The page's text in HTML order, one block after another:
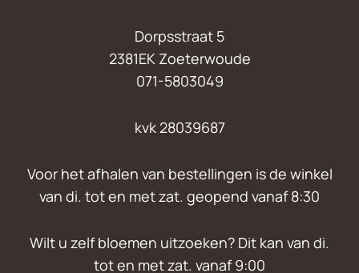
Dorpsstraat 5
2381EK Zoeterwoude
071-5803049
kvk 28039687
Voor het afhalen van bestellingen is de winkel
van di. tot en met zat. geopend vanaf 8:30
Wilt u zelf bloemen uitzoeken? Dit kan van di.
tot en met zat. vanaf 9:00